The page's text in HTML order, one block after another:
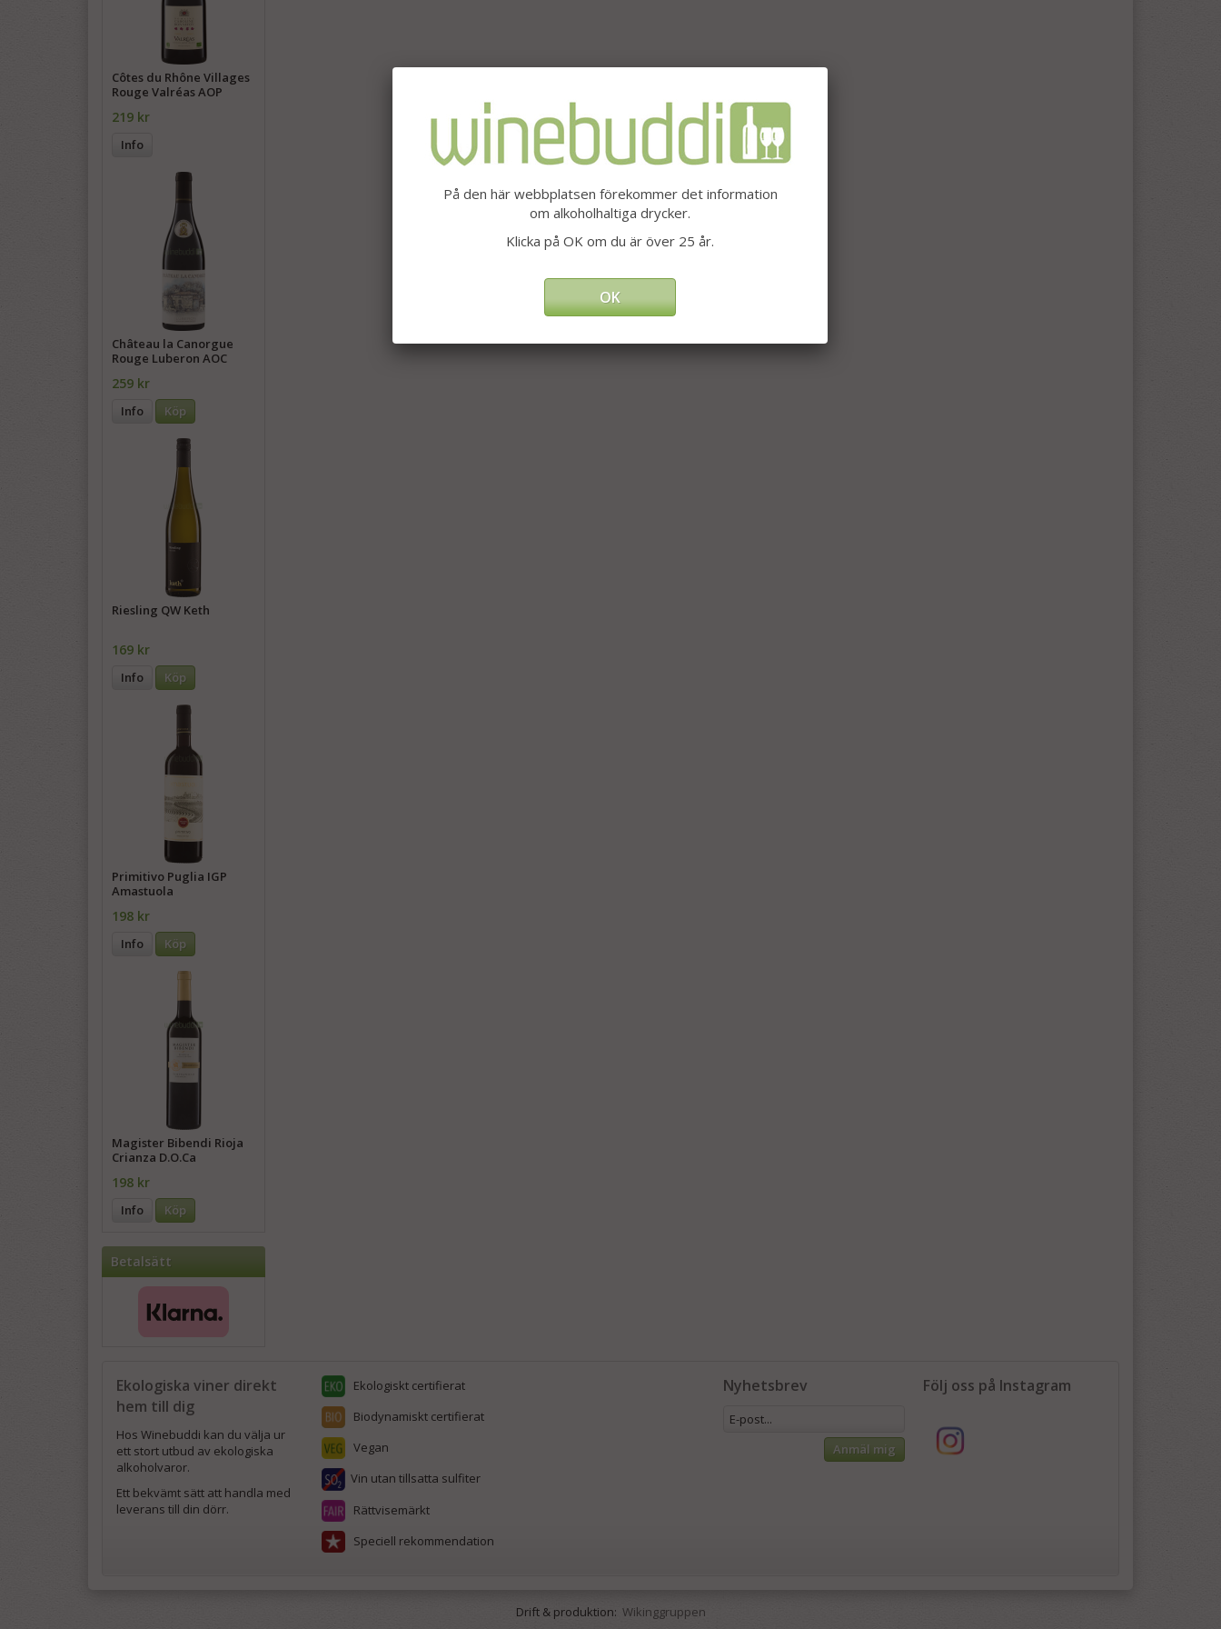
Côtes du Rhône Villages
Rouge Valréas AOP
219 kr
Info
Château la Canorgue
Rouge Luberon AOC
259 kr
Info Köp
Riesling QW Keth
169 kr
Info Köp
Primitivo Puglia IGP
Amastuola
198 kr
Info Köp
Magister Bibendi Rioja
Crianza D.O.Ca
198 kr
Info Köp
Betalsätt
Ekologiska viner direkt
hem till dig
Hos Winebuddi kan du välja ur
ett stort utbud av ekologiska
alkoholvaror.
Ett bekvämt sätt att handla med
leverans till din dörr.
Följ oss på Instagram
Nyhetsbrev
Anmäl mig
Ekologiskt certifierat
Biodynamiskt certifierat
Vegan
Vin utan tillsatta sulfiter
Rättvisemärkt
Speciell rekommendation
Drift & produktion: Wikinggruppen
På den här webbplatsen förekommer det information
om alkoholhaltiga drycker.
Klicka på OK om du är över 25 år.
OK